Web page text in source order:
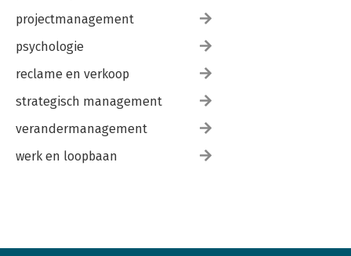
projectmanagement
psychologie
reclame en verkoop
strategisch management
verandermanagement
werk en loopbaan